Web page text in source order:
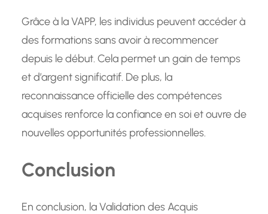
Grâce à la VAPP, les individus peuvent accéder à
des formations sans avoir à recommencer
depuis le début. Cela permet un gain de temps
et d’argent significatif. De plus, la
reconnaissance officielle des compétences
acquises renforce la confiance en soi et ouvre de
nouvelles opportunités professionnelles.
Conclusion
En conclusion, la Validation des Acquis